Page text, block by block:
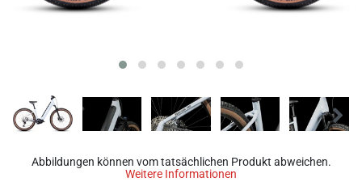
Abbildungen können vom tatsächlichen Produkt abweichen.
Weitere Informationen